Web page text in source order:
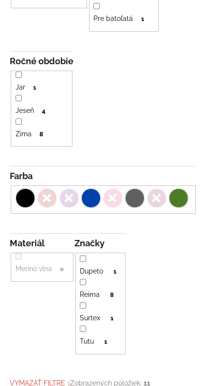
t
Značky
Dupeto 1
Reima 8
Surtex 1
Tutu 1
Farba
Materiál
Merino vlna 0
Pre batoľatá 1
Ročné obdobie
Jar 1
Jeseň 4
Zima 8
VYMAZAŤ FILTRE Zobrazených položiek: 11